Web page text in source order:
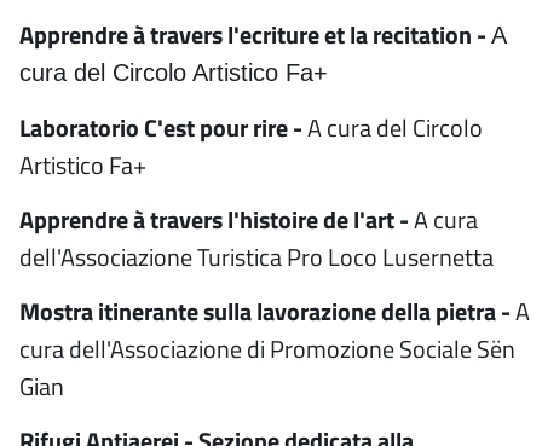
Apprendre à travers l'ecriture et la recitation - A
cura del Circolo Artistico Fa+
Laboratorio C'est pour rire -A cura del Circolo
Artistico Fa+
Apprendre à travers l'histoire de l'art -A cura
dell'Associazione Turistica Pro Loco Lusernetta
Mostra itinerante sulla lavorazione della pietra -A
cura dell'Associazione di Promozione Sociale Sën
Gian